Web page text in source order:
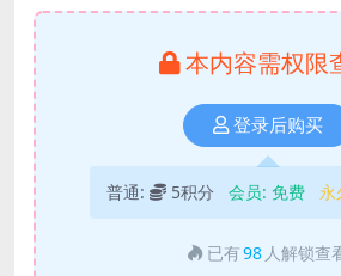
本内容需权限
登录后购买
普通: 5积分 会员: 免费 永
已有98 人解锁查